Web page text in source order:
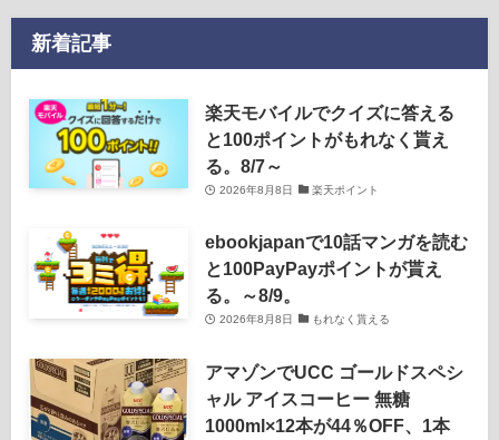
新着記事
楽天モバイルでクイズに答える
と100ポイントがもれなく貰え
る。8/7～
2026年8月8日 楽天ポイント
ebookjapanで10話マンガを読む
と100PayPayポイントが貰え
る。～8/9。
2026年8月8日 もれなく貰える
アマゾンでUCC ゴールドスペシ
ャル アイスコーヒー 無糖
1000ml×12本が44％OFF、1本